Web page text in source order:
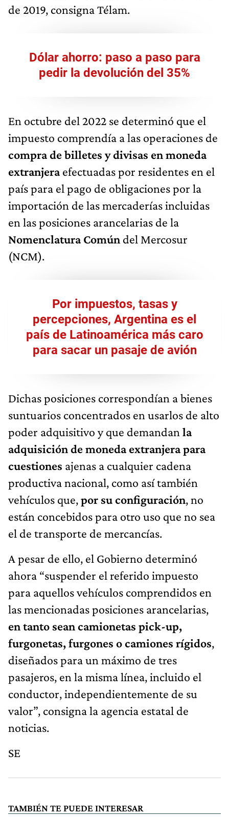
de 2019, consigna Télam.
Dólar ahorro: paso a paso para
pedir la devolución del 35%
En octubre del 2022 se determinó que el
impuesto comprendía a las operaciones de
compra de billetes y divisas en moneda
extranjeraefectuadas por residentes en el
país para el pago de obligaciones por la
importación de las mercaderías incluidas
en las posiciones arancelarias de la
Nomenclatura Común del Mercosur
(NCM).
Por impuestos, tasas y
percepciones, Argentina es el
país de Latinoamérica más caro
para sacar un pasaje de avión
Dichas posiciones correspondían a bienes
suntuarios concentrados en usarlos de alto
poder adquisitivo y que demandan la
adquisición de moneda extranjera para
cuestiones ajenas a cualquier cadena
productiva nacional, como así también
vehículos que,por su configuración, no
están concebidos para otro uso que no sea
el de transporte de mercancías.
A pesar de ello, el Gobierno determinó
ahora “suspender el referido impuesto
para aquellos vehículos comprendidos en
las mencionadas posiciones arancelarias,
en tanto sean camionetas pick-up,
furgonetas, furgones o camiones rígidos,
diseñados para un máximo de tres
pasajeros, en la misma línea, incluido el
conductor, independientemente de su
valor”, consigna la agencia estatal de
noticias.
SE
TAMBIÉN TE PUEDE INTERESAR